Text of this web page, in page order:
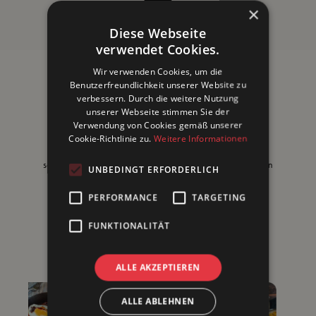
Raclette-Rock: Gewürz für
den perfekten Schmelz
Verwandle dein Raclette in ein Geschmackserlebnis der
sorgfältig abgestimmte Mischung aus aromatischen Kräutern
und Gewürzen hebt den würzigen Gesch
Leckere Rezeptideen
×
Diese Webseite
verwendet Cookies.
Wir verwenden Cookies, um die
Benutzerfreundlichkeit unserer Website zu
verbessern. Durch die weitere Nutzung
unserer Webseite stimmen Sie der
Verwendung von Cookies gemäß unserer
Cookie-Richtlinie zu.Weitere Informationen
UNBEDINGT ERFORDERLICH
PERFORMANCE TARGETING
FUNKTIONALITÄT
ALLE AKZEPTIEREN
ALLE ABLEHNEN